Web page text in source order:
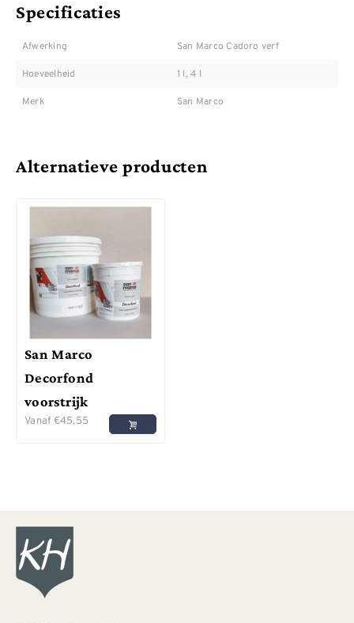
Specificaties
Afwerking San Marco Cadoro verf
Hoeveelheid 1 l, 4 l
Merk San Marco
Alternatieve producten
San Marco
Decorfond
voorstrijk
Vanaf €45,55